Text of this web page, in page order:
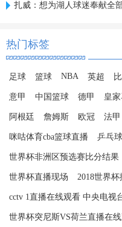
扎威：想为湖人球迷奉献全
热门标签
足球 篮球 NBA 英超
意甲 中国篮球 德甲 皇
阿根廷 詹姆斯 欧冠 法甲
咪咕体育cba篮球直播 乒乓
世界杯非洲区预选赛比分结果
世界杯直播现场 2018世界杯
cctv 1直播在线观看 中央电视
世界杯突尼斯VS荷兰直播在